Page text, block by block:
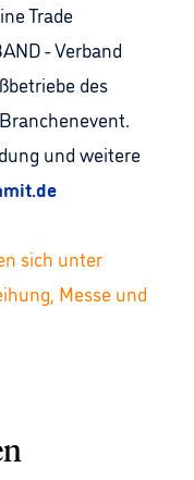
Trade
- Verband
des
und weitere
sich unter
Messe und